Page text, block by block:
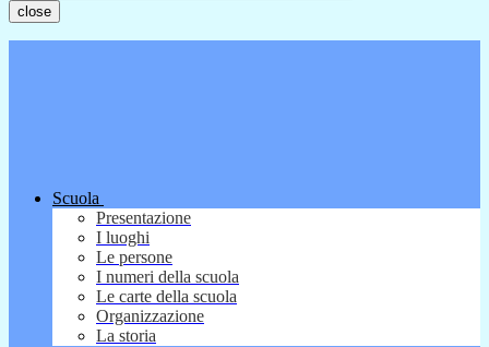
close
Scuola
Presentazione
I luoghi
Le persone
I numeri della scuola
Le carte della scuola
Organizzazione
La storia